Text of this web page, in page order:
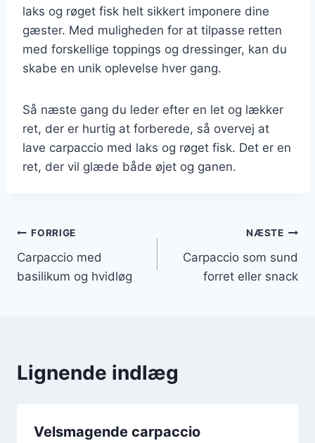
laks og røget fisk helt sikkert imponere dine
gæster. Med muligheden for at tilpasse retten
med forskellige toppings og dressinger, kan du
skabe en unik oplevelse hver gang.
Så næste gang du leder efter en let og lækker
ret, der er hurtig at forberede, så overvej at
lave carpaccio med laks og røget fisk. Det er en
ret, der vil glæde både øjet og ganen.
Indlægsnavigation
FORRIGE
Carpaccio med
basilikum og hvidløg
NÆSTE
Carpaccio som sund
forret eller snack
Lignende indlæg
Velsmagende carpaccio